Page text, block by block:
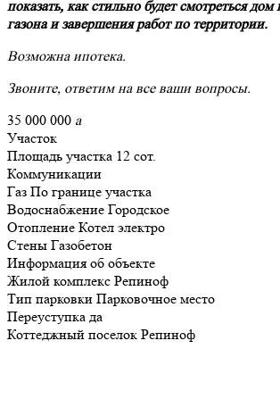
показать, как стильно будет смотреться
газона и завершения работ по территории.
Возможна ипотека.
Звоните, ответим на все ваши вопросы.
35 000 000 a
Участок
Площадь участка 12 сот.
Коммуникации
Газ По границе участка
Водоснабжение Городское
Отопление Котел электро
Стены Газобетон
Информация об объекте
Жилой комплекс Репиноф
Тип парковки Парковочное место
Переуступка да
Коттеджный поселок Репиноф